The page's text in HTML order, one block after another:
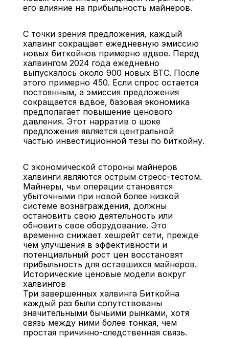
его влияние на прибыльность майнеров.
С точки зрения предложения, каждый
халвинг сокращает ежедневную эмиссию
новых биткойнов примерно вдвое. Перед
халвингом 2024 года ежедневно
выпускалось около 900 новых BTC. После
этого примерно 450. Если спрос остается
постоянным, а эмиссия предложения
сокращается вдвое, базовая экономика
предполагает повышение ценового
давления. Этот нарратив о шоке
предложения является центральной
частью инвестиционной тезы по биткойну.
С экономической стороны майнеров
халвинги являются острым стресс-тестом.
Майнеры, чьи операции становятся
убыточными при новой более низкой
системе вознаграждения, должны
остановить свою деятельность или
обновить свое оборудование. Это
временно снижает хешрейт сети, прежде
чем улучшения в эффективности и
потенциальный рост цен восстановят
прибыльность для оставшихся майнеров.
Исторические ценовые модели вокруг
халвингов
Три завершенных халвинга Биткойна
каждый раз были сопутствованы
значительными бычьими рынками, хотя
связь между ними более тонкая, чем
простая причинно-следственная связь.